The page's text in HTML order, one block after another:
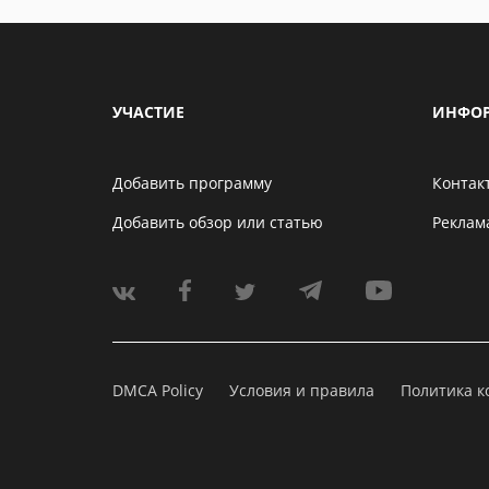
УЧАСТИЕ
Добавить программу
Добавить обзор или статью
DMCA Policy Условия и правила
Политика